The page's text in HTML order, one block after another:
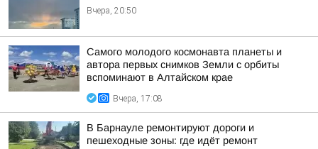
Вчера, 20:50
Самого молодого космонавта планеты и
автора первых снимков Земли с орбиты
вспоминают в Алтайском крае
Вчера, 17:08
В Барнауле ремонтируют дороги и
пешеходные зоны: где идёт ремонт